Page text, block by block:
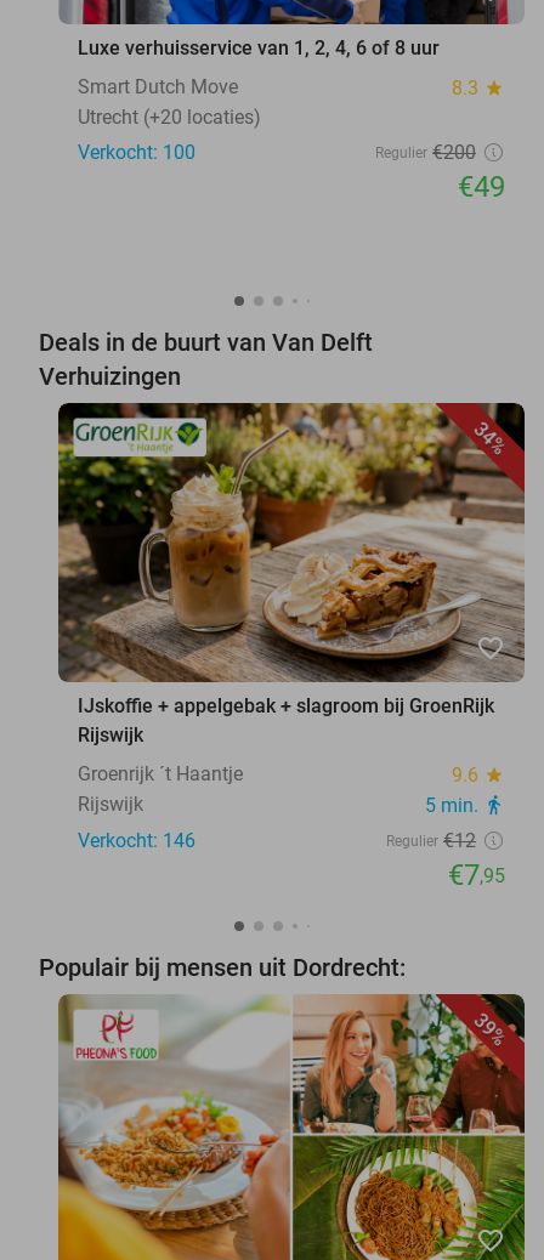
Luxe verhuisservice van 1, 2, 4, 6 of 8 uur
Smart Dutch Move
8.3 star
Utrecht (+20 locaties)
Verkocht: 100
Regulier €200
€49
Deals in de buurt van Van Delft
Verhuizingen
34%
favorite_border
IJskoffie + appelgebak + slagroom bij GroenRijk
Rijswijk
Groenrijk ´t Haantje
9.6 star
Rijswijk 5 min. directions_walk
Verkocht: 146 Regulier €12
€7,95
Populair bij mensen uit Dordrecht:
39%
favorite_border